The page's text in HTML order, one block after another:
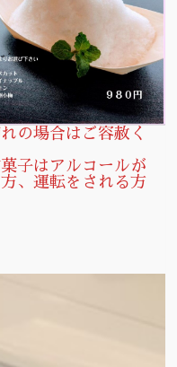
の場合はご容赦く
子はアルコールが
、運転をされる方